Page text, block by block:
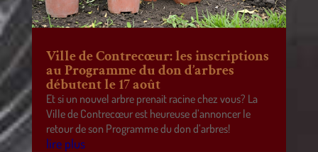
Ville de Contrecœur: les inscriptions
au Programme du don d’arbres
débutent le 17 août
Et si un nouvel arbre prenait racine chez vous? La
Ville de Contrecœur est heureuse d’annoncer le
retour de son Programme du don d’arbres!
lire plus